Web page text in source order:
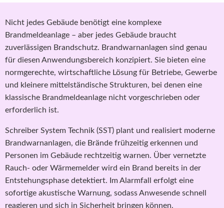
Nicht jedes Gebäude benötigt eine komplexe
Brandmeldeanlage – aber jedes Gebäude braucht
zuverlässigen Brandschutz. Brandwarnanlagen sind genau
für diesen Anwendungsbereich konzipiert. Sie bieten eine
normgerechte, wirtschaftliche Lösung für Betriebe, Gewerbe
und kleinere mittelständische Strukturen, bei denen eine
klassische Brandmeldeanlage nicht vorgeschrieben oder
erforderlich ist.
Schreiber System Technik (SST) plant und realisiert moderne
Brandwarnanlagen, die Brände frühzeitig erkennen und
Personen im Gebäude rechtzeitig warnen. Über vernetzte
Rauch- oder Wärmemelder wird ein Brand bereits in der
Entstehungsphase detektiert. Im Alarmfall erfolgt eine
sofortige akustische Warnung, sodass Anwesende schnell
reagieren und sich in Sicherheit bringen können.